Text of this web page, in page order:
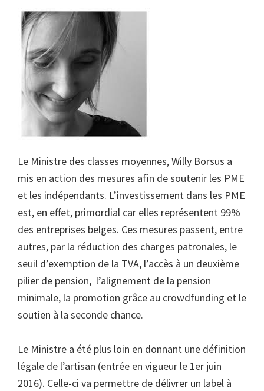
Le Ministre des classes moyennes, Willy Borsus a
mis en action des mesures afin de soutenir les PME
et les indépendants. L’investissement dans les PME
est, en effet, primordial car elles représentent 99%
des entreprises belges. Ces mesures passent, entre
autres, par la réduction des charges patronales, le
seuil d’exemption de la TVA, l’accès à un deuxième
pilier de pension, l’alignement de la pension
minimale, la promotion grâce au crowdfunding et le
soutien à la seconde chance.
Le Ministre a été plus loin en donnant une définition
légale de l’artisan (entrée en vigueur le 1er juin
2016). Celle-ci va permettre de délivrer un label à